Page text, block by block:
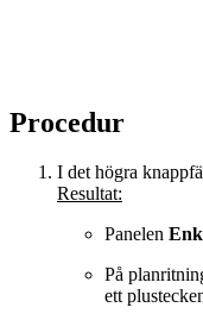
Procedur
I det högra
Resultat:
Panelen
På
ett